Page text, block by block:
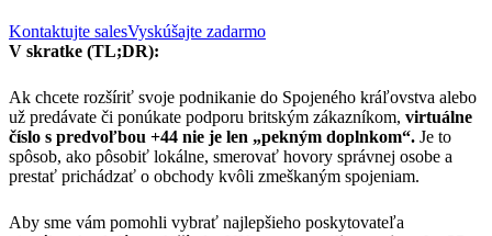
Kontaktujte salesVyskúšajte zadarmo
V skratke (TL;DR):
Ak chcete rozšíriť svoje podnikanie do Spojeného kráľovstva alebo
už predávate či ponúkate podporu britským zákazníkom, virtuálne
číslo s predvoľbou +44 nie je len „pekným doplnkom“. Je to
spôsob, ako pôsobiť lokálne, smerovať hovory správnej osobe a
prestať prichádzať o obchody kvôli zmeškaným spojeniam.
Aby sme vám pomohli vybrať najlepšieho poskytovateľa